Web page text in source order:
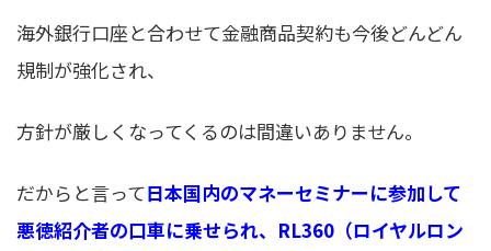
海外銀行口座と合わせて金融商品契約も今後どんどん
規制が強化され、
方針が厳しくなってくるのは間違いありません。
だからと言って日本国内のマネーセミナーに参加して
悪徳紹介者の口車に乗せられ、RL360（ロイヤルロン